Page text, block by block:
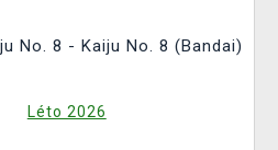
No. 8 - Kaiju No. 8 (Bandai)
Léto 2026